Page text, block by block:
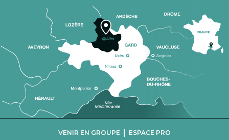
VENIR EN GROUPE ESPACE PRO